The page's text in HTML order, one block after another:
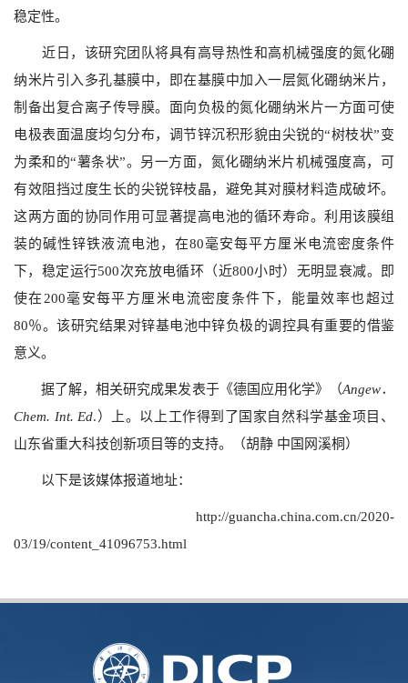
稳定性。
近日，该研究团队将具有高导热性和高机械强度的氮化硼
纳米片引入多孔基膜中，即在基膜中加入一层氮化硼纳米片，
制备出复合离子传导膜。面向负极的氮化硼纳米片一方面可使
电极表面温度均匀分布，调节锌沉积形貌由尖锐的“树枝状”变
为柔和的“薯条状”。另一方面，氮化硼纳米片机械强度高，可
有效阻挡过度生长的尖锐锌枝晶，避免其对膜材料造成破坏。
这两方面的协同作用可显著提高电池的循环寿命。利用该膜组
装的碱性锌铁液流电池，在80毫安每平方厘米电流密度条件
下，稳定运行500次充放电循环（近800小时）无明显衰减。即
使在200毫安每平方厘米电流密度条件下，能量效率也超过
80％。该研究结果对锌基电池中锌负极的调控具有重要的借鉴
意义。
据了解，相关研究成果发表于《德国应用化学》（Angew．
Chem. Int. Ed.）上。以上工作得到了国家自然科学基金项目、
山东省重大科技创新项目等的支持。（胡静 中国网溪桐）
以下是该媒体报道地址：
http://guancha.china.com.cn/2020-
03/19/content_41096753.html